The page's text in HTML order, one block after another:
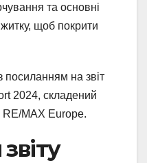
та основні
щоб покрити
на звіт
2024, складений
RE/MAX Europe.